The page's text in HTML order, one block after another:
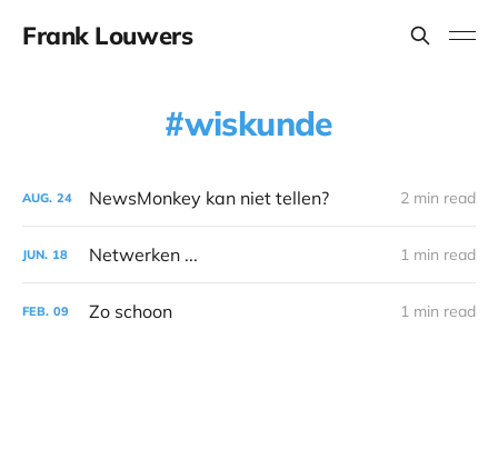
Frank Louwers
wiskunde
AUG. 24 NewsMonkey kan niet tellen? 2 min read
JUN. 18 Netwerken ... 1 min read
FEB. 09 Zo schoon 1 min read